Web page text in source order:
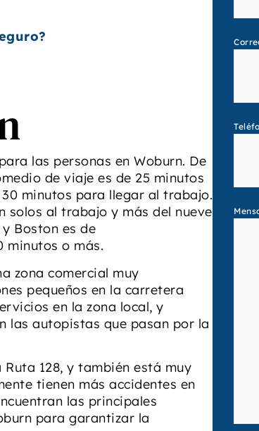
las personas en Woburn. De
de viaje es de 25 minutos
minutos para llegar al trabajo.
solos al trabajo y más del nueve
Boston es de
minutos o más.
zona comercial muy
pequeños en la carretera
en la zona local, y
las autopistas que pasan por la
128, y también está muy
tienen más accidentes en
las principales
para garantizar la